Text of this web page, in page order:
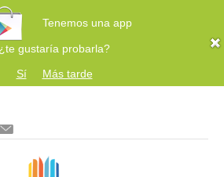
Tenemos una app
gustaría probarla?
Sí
Más tarde